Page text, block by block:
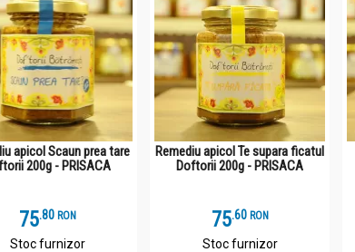
apicol Scaun prea tare
200g - PRISACA
75.8 RON
Stoc furnizor
Remediu apicol Te supara ficatul
Doftorii 200g - PRISACA
75.6 RON
Stoc furnizor